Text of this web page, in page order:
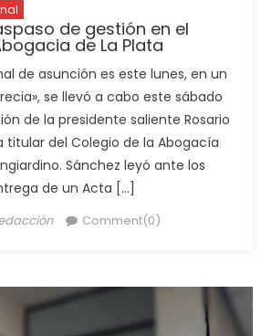
de gestión en el
de La Plata
de asunción es este lunes, en un
se llevó a cabo este sábado
de la presidente saliente Rosario
titular del Colegio de la Abogacía
Sánchez leyó ante los
de un Acta […]
Comment(0)